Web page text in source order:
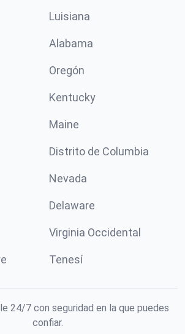
Luisiana
Alabama
Oregón
Kentucky
Maine
Distrito de Columbia
Nevada
Delaware
Virginia Occidental
Tenesí
24/7 con seguridad en la que puedes
confiar.